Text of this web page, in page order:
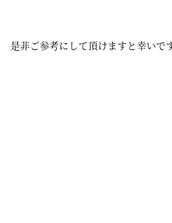
是非ご参考にして頂けますと幸いです